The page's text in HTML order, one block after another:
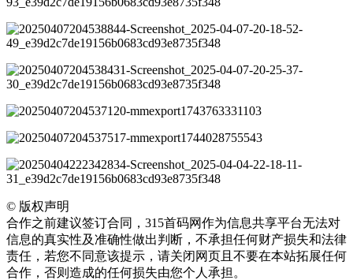
© 版权声明
合作之前建议签订合同，315首码网作为信息共享平台无法对
信息的真实性及准确性做出判断，不承担任何财产损失和法律
责任，若您不同意该提示，请关闭网页且不要在本站拓展任何
合作，否则造成的任何损失由您个人承担。